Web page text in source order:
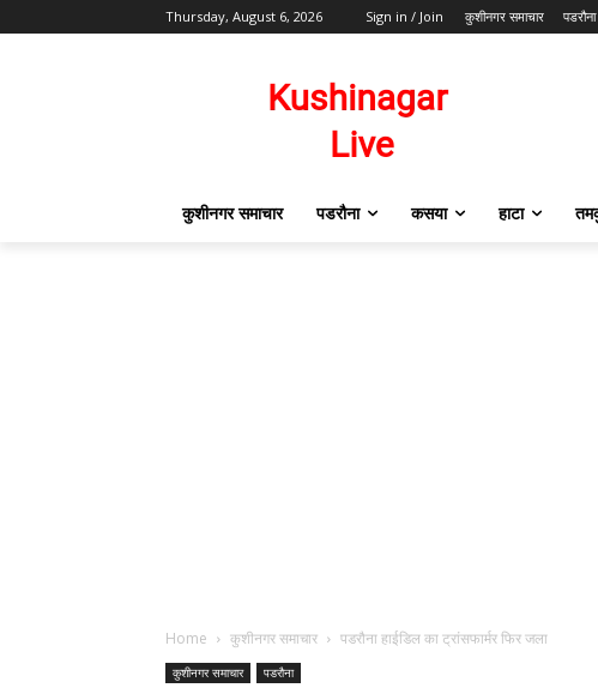
Thursday, August 6, 2026 Sign in / Join कुशीनगर समाचार पडरौना
कुशीनगर समाचार पडरौना कसया हाटा
Home कुशीनगर समाचार पडरौना हाईडिल का ट्रांसफार्मर फिर जला
कुशीनगर समाचार पडरौना